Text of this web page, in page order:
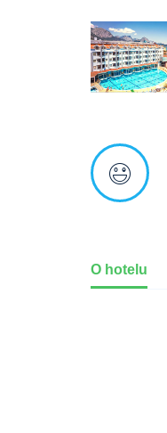
O hotelu